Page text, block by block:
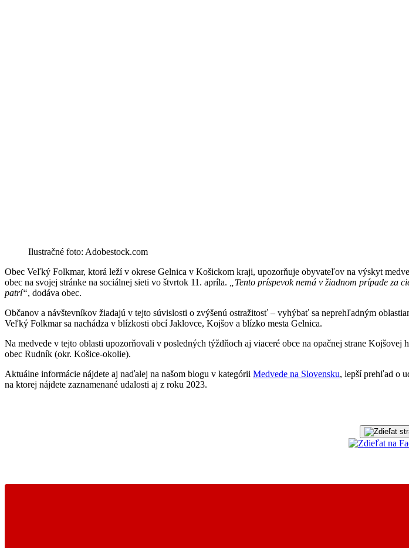
Ilustračné foto: Adobestock.com
Obec Veľký Folkmar, ktorá leží v okrese Gelnica v Košickom kraji, upozorňuje obyvateľov na výskyt
obec na svojej stránke na sociálnej sieti vo štvrtok 11. apríla.
„Tento príspevok nemá v žiadnom prípade
patrí“, dodáva obec.
Občanov a návštevníkov žiadajú v tejto súvislosti o zvýšenú ostražitosť – vyhýbať sa neprehľadným
Veľký Folkmar sa nachádza v blízkosti obcí Jaklovce, Kojšov a blízko mesta Gelnica.
Na medvede v tejto oblasti upozorňovali v posledných týždňoch aj viaceré obce na opačnej strane Kojšovej
obec Rudník (okr. Košice-okolie).
Aktuálne informácie nájdete aj naďalej na našom blogu v kategórii Medvede na Slovensku, lepší prehľad o
na ktorej nájdete zaznamenané udalosti aj z roku 2023.